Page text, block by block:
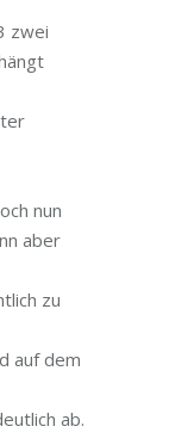
zwei
nun
aber
zu
auf dem
ab.